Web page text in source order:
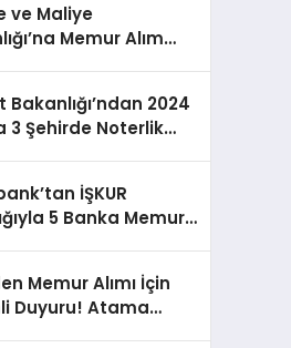
ve Maliye
Memur Alım
2024
3 Şehirde Noterlik
İŞKUR
5 Banka Memuru
Memur Alımı İçin
Duyuru! Atama